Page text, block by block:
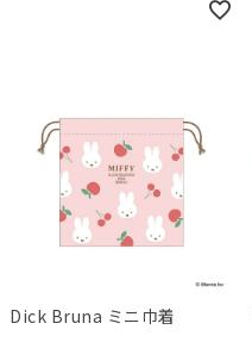
Dick Bruna ミニ巾着